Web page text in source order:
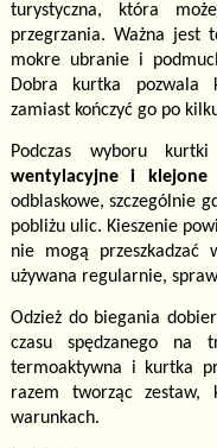
turystyczna, która
przegrzania. Ważna jest
mokre ubranie i
Dobra kurtka pozwala
zamiast kończyć go po
Podczas wyboru
wentylacyjne i klejone
odblaskowe, szczególnie
pobliżu ulic. Kieszenie
nie mogą
używana regularnie,
Odzież do biegania
czasu spędzanego na
termoaktywna i kurtka
razem tworząc zestaw,
warunkach.